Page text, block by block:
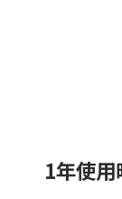
1年使